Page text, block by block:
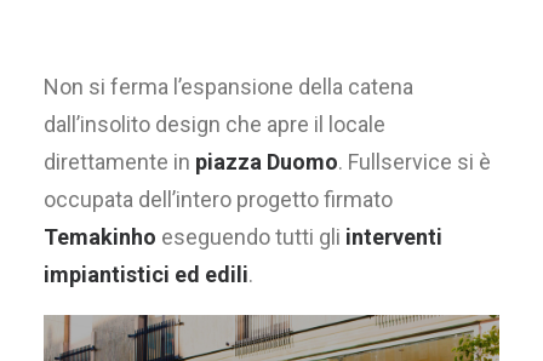
Non si ferma l’espansione della catena
dall’insolito design che apre il locale
direttamente in piazza Duomo. Fullservice si è
occupata dell’intero progetto firmato
Temakinho eseguendo tutti gli interventi
impiantistici ed edili.